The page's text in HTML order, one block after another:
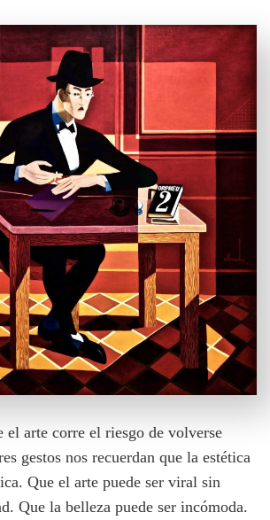
el arte corre el riesgo de volverse
gestos nos recuerdan que la estética
Que el arte puede ser viral sin
Que la belleza puede ser incómoda.